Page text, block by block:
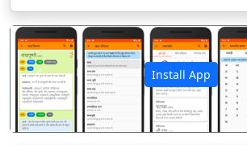
Install App
पिछला